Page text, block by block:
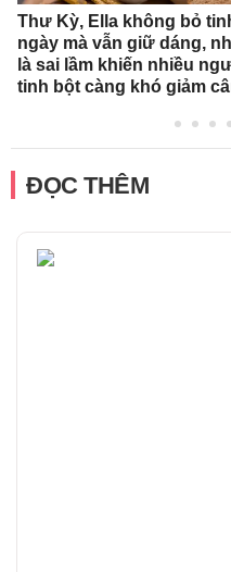
Thư Kỳ, Ella không bỏ
ngày mà vẫn giữ dáng,
là sai lầm khiến nhiều
tinh bột càng khó giảm
ĐỌC THÊM